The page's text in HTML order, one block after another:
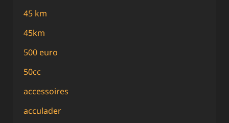
45 km
45km
500 euro
50cc
accessoires
acculader